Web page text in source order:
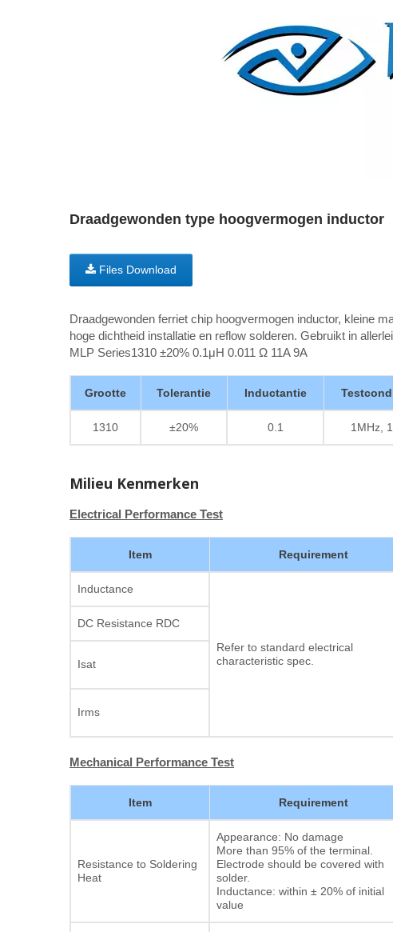
Draadgewonden type hoogvermogen inductor
Files Download
Draadgewonden ferriet chip hoogvermogen inductor, kleine
hoge dichtheid installatie en reflow solderen. Gebruikt in
MLP Series1310 ±20% 0.1μH 0.011 Ω 11A 9A
Grootte Tolerantie Inductantie
1310 ±20% 0.1 1MHz,
Milieu Kenmerken
Electrical Performance Test
Item Requirement
Inductance
Refer to standard electrical
characteristic spec.
DC Resistance RDC
Isat
Irms
Mechanical Performance Test
Item Requirement
Resistance to Soldering
Heat
Appearance: No damage
More than 95% of the terminal.
Electrode should be covered with
solder.
Inductance: within ± 20% of initial
value